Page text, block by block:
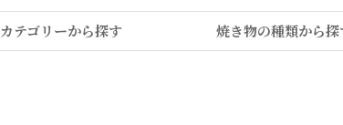
カテゴリーから探す 焼き物の種類から探